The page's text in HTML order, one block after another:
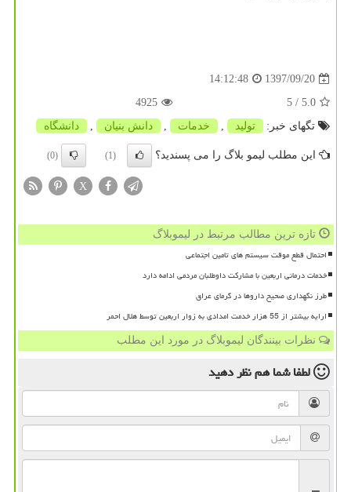
1397/09/20
14:12:48
5.0
/ 5
4925
تگهای خبر:
تولید , خدمات , دانش بنیان , دانشگاه
این مطلب لیمو بلاگ را می پسندید؟ (1)
(0)
X
تازه ترین مطالب مرتبط در لیموبلاگ
احتمال قطع موقت سیستم های تامین اجتماعی
خدمات درمانی اربعین با مشارکت داوطلبان مردمی ادامه دارد
طرز نگهداری صحیح داروها در گرمای عراق
ارایه بیشتر از 55 هزار خدمت امدادی به زوار اربعین توسط هلال احمر
نظرات بینندگان لیموبلاگ در مورد این مطلب
لطفا شما همنظر دهید